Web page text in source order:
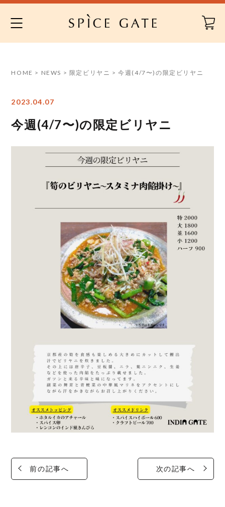
Skip
content
HOME > NEWS > 限定ビリヤニ >今週(4/7〜)の限定ビリヤニ
2023.04.07
今週(4/7〜)の限定ビリヤニ
前の記事へ 次の記事へ